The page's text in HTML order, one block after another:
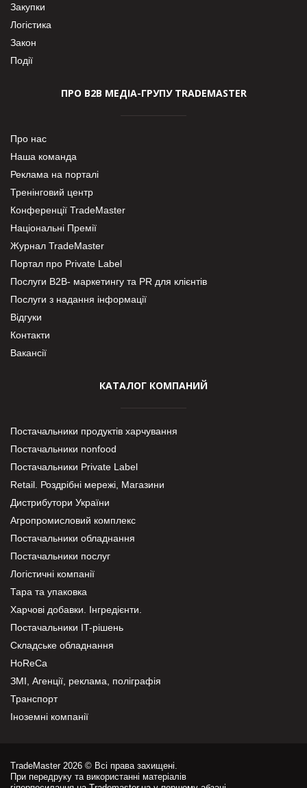
Закупки
Логістика
Закон
Події
ПРО В2В МЕДІА-ГРУПУ TRADEMASTER
Про нас
Наша команда
Реклама на порталі
Тренінговий центр
Конференції TradeMaster
Національні Премії
Журнал TradeMaster
Портал про Private Label
Послуги В2В- маркетингу та PR для клієнтів
Послуги з надання інформації
Відгуки
Контакти
Вакансії
КАТАЛОГ КОМПАНИЙ
Постачальники продуктів харчування
Постачальники nonfood
Постачальники Private Label
Retail. Роздрібні мережі, Магазини
Дистрибутори України
Агропромисловий комплекс
Постачальники обладнання
Постачальники послуг
Логістичні компанії
Тара та упаковка
Харчові добавки. Інгредієнти.
Постачальники IT-рішень
Складське обладнання
HoReCa
ЗМІ, Агенції, реклама, поліграфія
Транспорт
Іноземні компанії
TradeMaster 2026 © Всі права захищені.
При передруку та використанні матеріалів